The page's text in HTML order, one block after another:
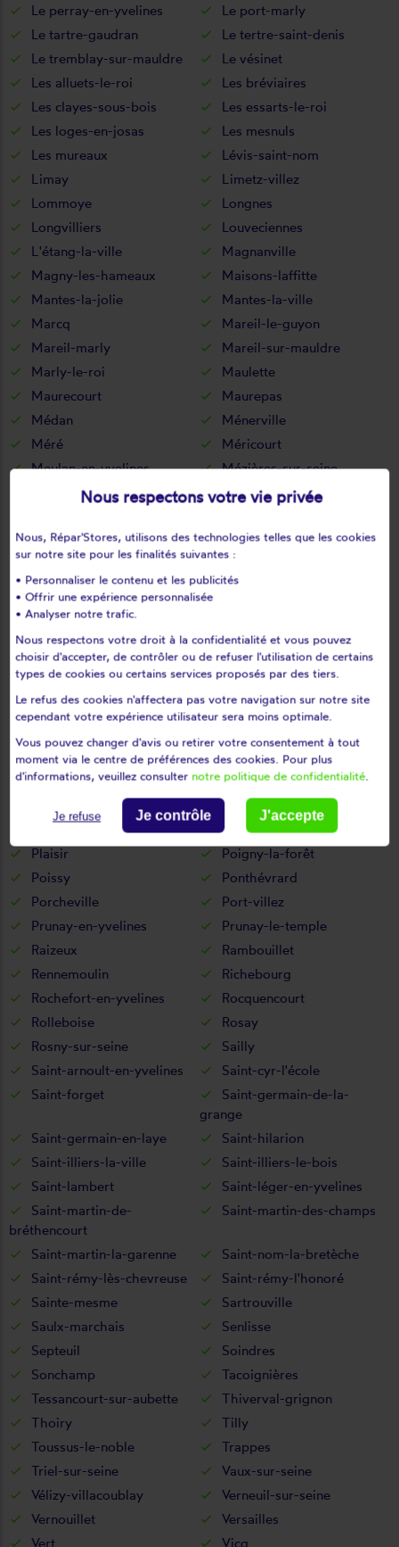
Le perray-en-yvelines
Le port-marly
Le tartre-gaudran
Le tertre-saint-denis
Le tremblay-sur-mauldre
Le vésinet
Les alluets-le-roi
Les bréviaires
Les clayes-sous-bois
Les essarts-le-roi
Les loges-en-josas
Les mesnuls
Les mureaux
Lévis-saint-nom
Limay
Limetz-villez
Lommoye
Longnes
Longvilliers
Louveciennes
L'étang-la-ville
Magnanville
Magny-les-hameaux
Maisons-laffitte
Mantes-la-jolie
Mantes-la-ville
Marcq
Mareil-le-guyon
Mareil-marly
Mareil-sur-mauldre
Marly-le-roi
Maulette
Maurecourt
Maurepas
Médan
Ménerville
Méré
Méricourt
Meulan-en-yvelines
Mézières-sur-seine
Mézy-sur-seine
Millemont
Moisson
Mondreville
Montainville
Montalet-le-bois
Montchauvet
Montesson
Montfort-l'amaury
Morainvilliers
Mousseaux-sur-seine
Mulcent
Neauphle-le-château
Neauphlette
Nézel
Noisy-le-roi
Orgerus
Orgeval
Orphin
Orsonville
Osmoy
Paray-douaville
Perdreauville
Plaisir
Poigny-la-forêt
Poissy
Ponthévrard
Porcheville
Port-villez
Prunay-en-yvelines
Prunay-le-temple
Raizeux
Rambouillet
Rennemoulin
Richebourg
Rochefort-en-yvelines
Rocquencourt
Rolleboise
Rosay
Rosny-sur-seine
Sailly
Saint-arnoult-en-yvelines
Saint-cyr-l'école
Saint-forget
Saint-germain-de-la-
grange
Saint-germain-en-laye
Saint-hilarion
Saint-illiers-la-ville
Saint-illiers-le-bois
Saint-lambert
Saint-léger-en-yvelines
Saint-martin-de-
bréthencourt
Saint-martin-des-champs
Saint-martin-la-garenne
Saint-nom-la-bretèche
Saint-rémy-lès-chevreuse
Saint-rémy-l'honoré
Sainte-mesme
Sartrouville
Saulx-marchais
Senlisse
Septeuil
Soindres
Sonchamp
Tacoignières
Tessancourt-sur-aubette
Thiverval-grignon
Thoiry
Tilly
Toussus-le-noble
Trappes
Triel-sur-seine
Vaux-sur-seine
Vélizy-villacoublay
Verneuil-sur-seine
Vernouillet
Versailles
Vert
Vicq
Nous respectons votre vie privée
Nous, Répar'Stores, utilisons des technologies telles que les cookies
sur notre site pour les finalités suivantes :
• Personnaliser le contenu et les publicités
• Offrir une expérience personnalisée
• Analyser notre trafic.
Nous respectons votre droit à la confidentialité et vous pouvez
choisir d'accepter, de contrôler ou de refuser l'utilisation de certains
types de cookies ou certains services proposés par des tiers.
Le refus des cookies n'affectera pas votre navigation sur notre site
cependant votre expérience utilisateur sera moins optimale.
Vous pouvez changer d'avis ou retirer votre consentement à tout
moment via le centre de préférences des cookies. Pour plus
d'informations, veuillez consulter notre politique de confidentialité.
Je refuse Je contrôle J'accepte